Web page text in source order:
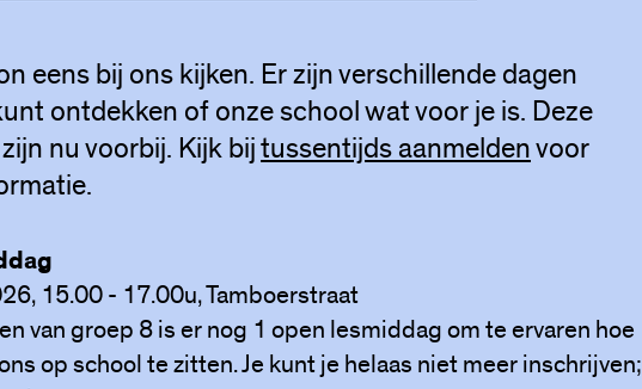
eens bij ons kijken. Er zijn verschillende dagen
ontdekken of onze school wat voor je is. Deze
nu voorbij. Kijk bijtussentijds aanmeldenvoor
15.00 - 17.00u, Tamboerstraat
van groep 8 is er nog 1 open lesmiddag om te ervaren hoe
op school te zitten. Je kunt je helaas niet meer inschrijven;